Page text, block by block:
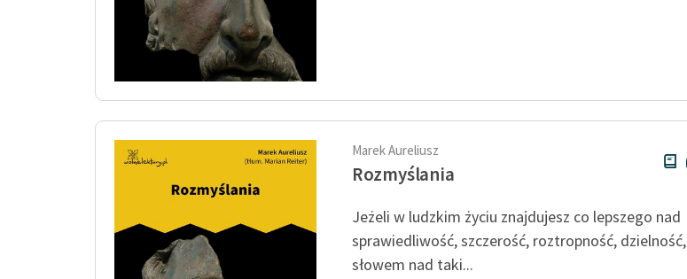
Marek Aureliusz
Rozmyślania
Jeżeli w ludzkim życiu znajdujesz co lepszego nad
sprawiedliwość, szczerość, roztropność, dzielność,
słowem nad taki...